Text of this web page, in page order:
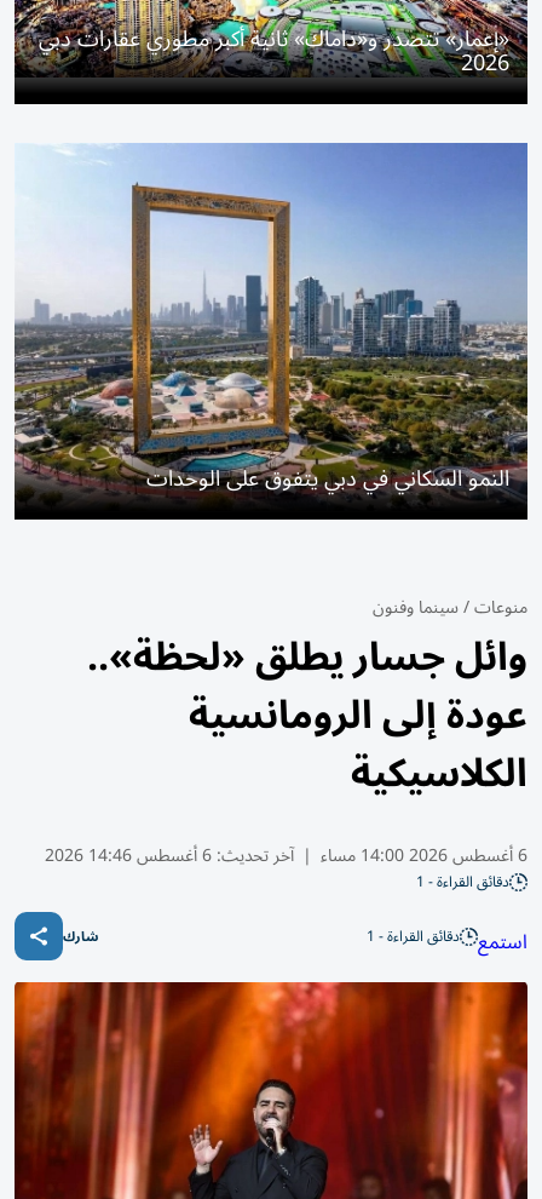
«إعمار» تتصدر و«داماك» ثانية أكبر مطوري عقارات دبي
2026
النمو السكاني في دبي يتفوق على الوحدات
منوعات/سينما وفنون
وائل جسار يطلق «لحظة»..
عودة إلى الرومانسية
الكلاسيكية
6 أغسطس 2026 14:00 مساء | آخر تحديث:6 أغسطس 14:46 2026
دقائق القراءة - 1
استمع دقائق القراءة - 1 شارك